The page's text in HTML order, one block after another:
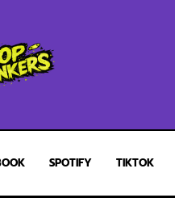
SPOTIFY TIKTOK